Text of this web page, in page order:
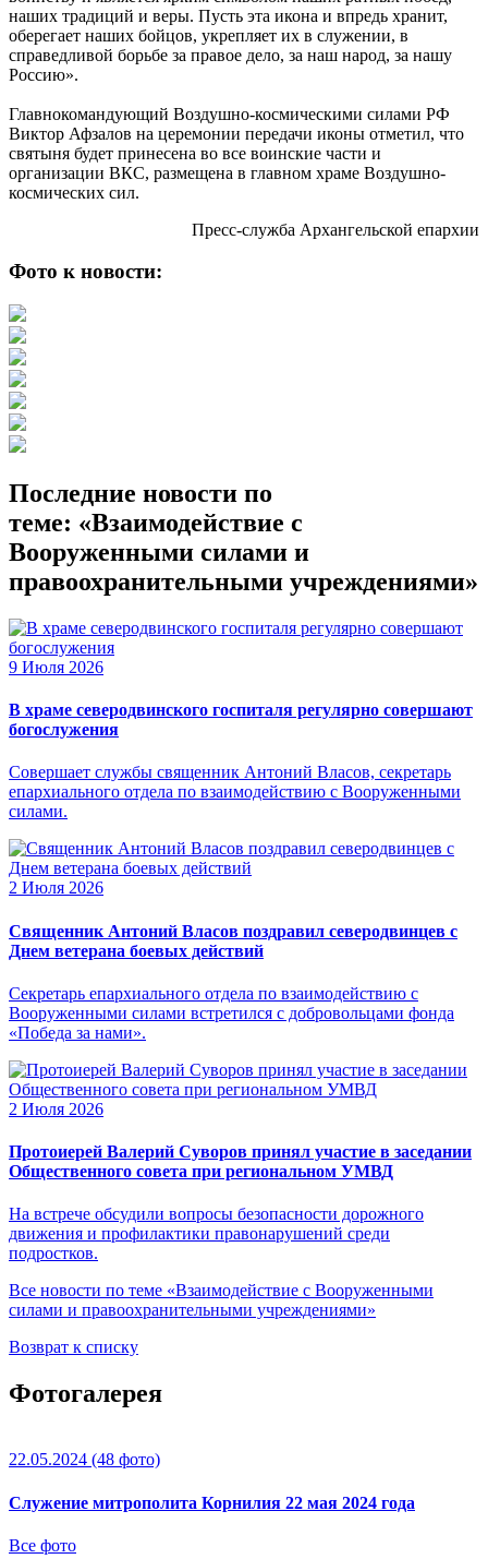
наших традиций и веры. Пусть эта икона и впредь хранит,
оберегает наших бойцов, укрепляет их в служении, в
справедливой борьбе за правое дело, за наш народ, за нашу
Россию».
Главнокомандующий Воздушно-космическими силами РФ
Виктор Афзалов на церемонии передачи иконы отметил, что
святыня будет принесена во все воинские части и
организации ВКС, размещена в главном храме Воздушно-
космических сил.
Пресс-служба Архангельской епархии
Фото к новости:
Последние новости по
теме: «Взаимодействие с
Вооруженными силами и
правоохранительными учреждениями»
9 Июля 2026
В храме северодвинского госпиталя регулярно совершают
богослужения
Совершает службы священник Антоний Власов, секретарь
епархиального отдела по взаимодействию с Вооруженными
силами.
2 Июля 2026
Священник Антоний Власов поздравил северодвинцев с
Днем ветерана боевых действий
Секретарь епархиального отдела по взаимодействию с
Вооруженными силами встретился с добровольцами фонда
«Победа за нами».
2 Июля 2026
Протоиерей Валерий Суворов принял участие в заседании
Общественного совета при региональном УМВД
На встрече обсудили вопросы безопасности дорожного
движения и профилактики правонарушений среди
подростков.
Все новости по теме «Взаимодействие с Вооруженными
силами и правоохранительными учреждениями»
Возврат к списку
Фотогалерея
22.05.2024 (48 фото)
Служение митрополита Корнилия 22 мая 2024 года
Все фото